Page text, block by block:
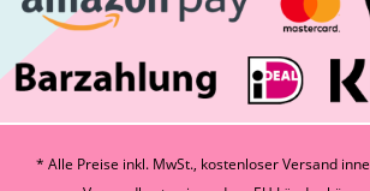
* Alle Preise inkl. MwSt., kostenloser Versand